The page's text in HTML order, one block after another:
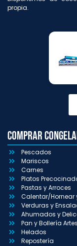
propia.
Comprar
Pescados
Mariscos
Carnes
Platos
Pastas y Arroces
Calentar/Hornear
Verduras y
Ahumados y
Pan y Bollería
Helados
Repostería